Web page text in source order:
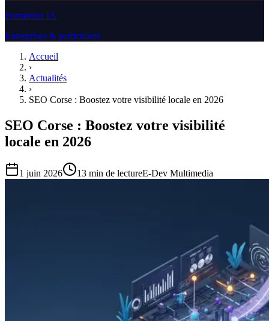
Formation IA
Entreprises & particuliers
Accueil
›
Actualités
›
SEO Corse : Boostez votre visibilité locale en 2026
SEO Corse : Boostez votre visibilité
locale en 2026
1 juin 2026 13 min de lectureE-Dev Multimedia